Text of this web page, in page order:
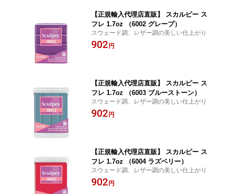
【正規輸入代理店直販】 スカルピー ス
フレ 1.7oz （6002 グレープ）
スウェード調、レザー調の美しい仕上がり
902 円
【正規輸入代理店直販】 スカルピー ス
フレ 1.7oz （6003 ブルーストーン）
スウェード調、レザー調の美しい仕上がり
902 円
【正規輸入代理店直販】 スカルピー ス
フレ 1.7oz （6004 ラズベリー）
スウェード調、レザー調の美しい仕上がり
902 円